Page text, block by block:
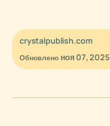
crystalpublish.com
Обновлено ноя 07, 2025